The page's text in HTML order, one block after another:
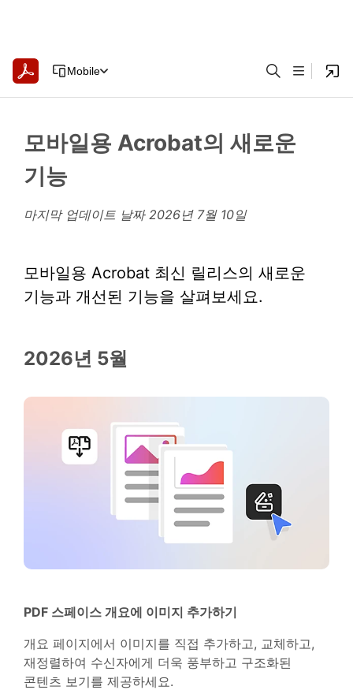
Mobile
모바일용 Acrobat의 새로운
기능
마지막 업데이트 날짜 2026년 7월 10일
모바일용 Acrobat 최신 릴리스의 새로운
기능과 개선된 기능을 살펴보세요.
2026년 5월
PDF 스페이스 개요에 이미지 추가하기
개요 페이지에서 이미지를 직접 추가하고, 교체하고,
재정렬하여 수신자에게 더욱 풍부하고 구조화된
콘텐츠 보기를 제공하세요.